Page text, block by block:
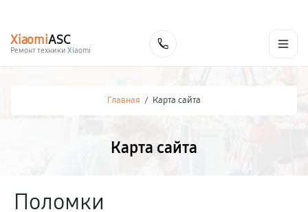
XiaomiASC
Ремонт техники Xiaomi
Главная / Карта сайта
Карта сайта
Поломки